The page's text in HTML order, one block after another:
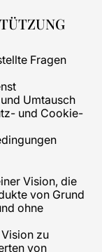
Vision, die
von Grund
ohne
zu
von
Fragen
Umtausch
und Cookie-